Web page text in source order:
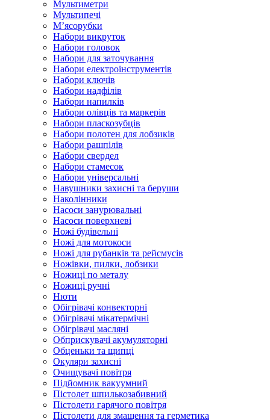
Мультиметри
Мультипечі
М’ясорубки
Набори викруток
Набори головок
Набори для заточування
Набори електроінструментів
Набори ключів
Набори надфілів
Набори напилків
Набори олівців та маркерів
Набори пласкозубців
Набори полотен для лобзиків
Набори рашпілів
Набори свердел
Набори стамесок
Набори універсальні
Навушники захисні та беруши
Наколінники
Насоси занурювальні
Насоси поверхневі
Ножі будівельні
Ножі для мотокоси
Ножі для рубанків та рейсмусів
Ножівки, пилки, лобзики
Ножиці по металу
Ножиці ручні
Нюти
Обігрівачі конвекторні
Обігрівачі мікатермічні
Обігрівачі масляні
Обприскувачі акумуляторні
Обценьки та щипці
Окуляри захисні
Очищувачі повітря
Підйомник вакуумний
Пістолет шпилькозабивний
Пістолети гарячого повітря
Пістолети для змащення та герметика